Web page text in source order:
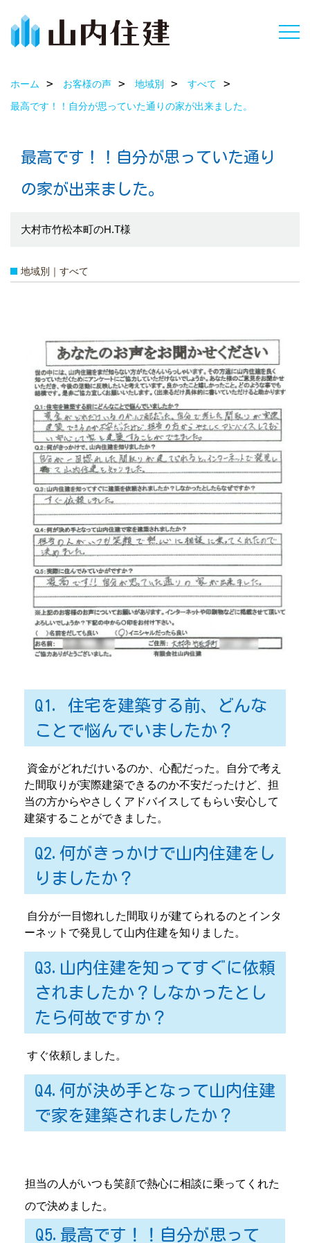
ホーム お客様の声 地域別
すべて
最高です！！自分が思っていた通りの家が出来ました。
最高です！！自分が思っていた通り
の家が出来ました。
大村市竹松本町のH.T様
地域別｜すべて
Q1. 住宅を建築する前、どんな
ことで悩んでいましたか？
資金がどれだけいるのか、心配だった。自分で考え
た間取りが実際建築できるのか不安だったけど、担
当の方からやさしくアドバイスしてもらい安心して
建築することができました。
Q2.何がきっかけで山内住建をし
りましたか？
自分が一目惚れした間取りが建てられるのとインタ
ーネットで発見して山内住建を知りました。
Q3.山内住建を知ってすぐに依頼
されましたか？しなかったとし
たら何故ですか？
すぐ依頼しました。
Q4.何が決め手となって山内住建
で家を建築されましたか？
担当の人がいつも笑顔で熱心に相談に乗ってくれた
ので決めました。
Q5.最高です！！自分が思って